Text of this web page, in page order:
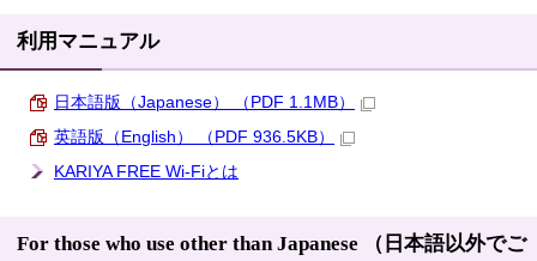
利用マニュアル
日本語版（Japanese） （PDF 1.1MB）
英語版（English） （PDF 936.5KB）
KARIYA FREE Wi-Fiとは
For those who use other than Japanese （日本語以外でご